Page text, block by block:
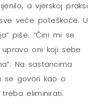
a vjerskoj praksi
veće poteškoće. U
piše: “Čini mi se
oni koji sebe
Na sastancima
se govori kao o
eliminirati.